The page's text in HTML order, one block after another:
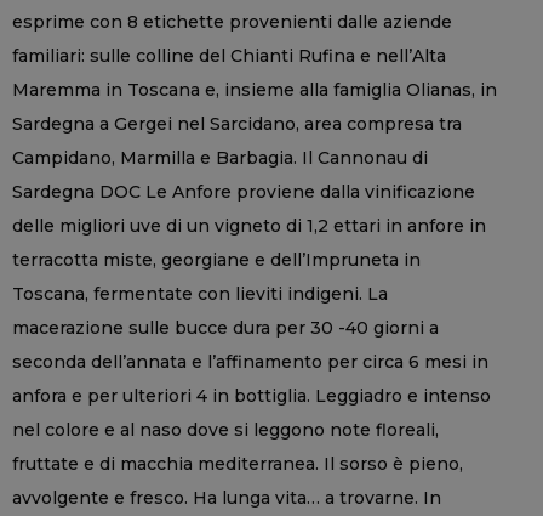
esprime con 8 etichette provenienti dalle aziende
familiari: sulle colline del Chianti Rufina e nell’Alta
Maremma in Toscana e, insieme alla famiglia Olianas, in
Sardegna a Gergei nel Sarcidano, area compresa tra
Campidano, Marmilla e Barbagia. Il Cannonau di
Sardegna DOC Le Anfore proviene dalla vinificazione
delle migliori uve di un vigneto di 1,2 ettari in anfore in
terracotta miste, georgiane e dell’Impruneta in
Toscana, fermentate con lieviti indigeni. La
macerazione sulle bucce dura per 30 -40 giorni a
seconda dell’annata e l’affinamento per circa 6 mesi in
anfora e per ulteriori 4 in bottiglia. Leggiadro e intenso
nel colore e al naso dove si leggono note floreali,
fruttate e di macchia mediterranea. Il sorso è pieno,
avvolgente e fresco. Ha lunga vita… a trovarne. In